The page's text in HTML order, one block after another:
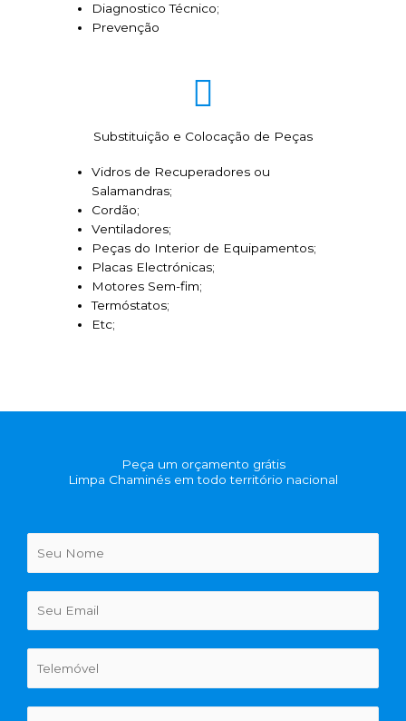
Diagnostico Técnico;
Prevenção
Substituição e Colocação de Peças
Vidros de Recuperadores ou
Salamandras;
Cordão;
Ventiladores;
Peças do Interior de Equipamentos;
Placas Electrónicas;
Motores Sem-fim;
Termóstatos;
Etc;
Peça um orçamento grátis
Limpa Chaminés em todo território nacional